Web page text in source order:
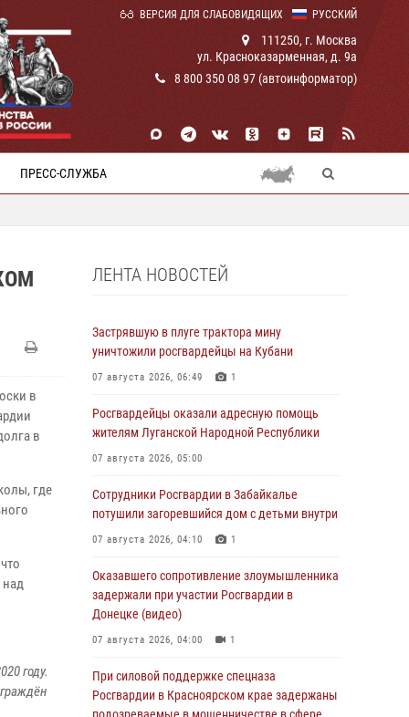
РУССКИЙ
ВЕРСИЯ ДЛЯ СЛАБОВИДЯЩИХ
111250, г. Москва
ул. Красноказарменная, д. 9а
8 800 350 08 97 (автоинформатор)
ПРЕСС-СЛУЖБА
в
в
где
над
году.
ЛЕНТА НОВОСТЕЙ
Застрявшую в плуге трактора мину
уничтожили росгвардейцы на Кубани
07 августа 2026, 06:49 1
Росгвардейцы оказали адресную помощь
жителям Луганской Народной Республики
07 августа 2026, 05:00
Сотрудники Росгвардии в Забайкалье
потушили загоревшийся дом с детьми внутри
07 августа 2026, 04:10 1
Оказавшего сопротивление злоумышленника
задержали при участии Росгвардии в
Донецке (видео)
07 августа 2026, 04:00 1
При силовой поддержке спецназа
Росгвардии в Красноярском крае задержаны